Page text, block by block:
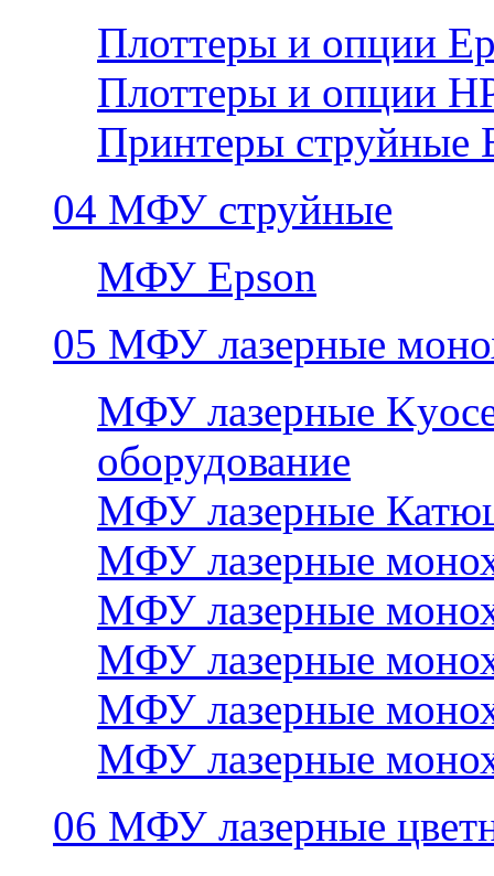
Плоттеры и опции
Плоттеры и опции
Принтеры струйные
04 МФУ струйные
МФУ Epson
05 МФУ лазерные
МФУ лазерные
оборудование
МФУ лазерные
МФУ лазерные
МФУ лазерные
МФУ лазерные
МФУ лазерные
МФУ лазерные
06 МФУ лазерные